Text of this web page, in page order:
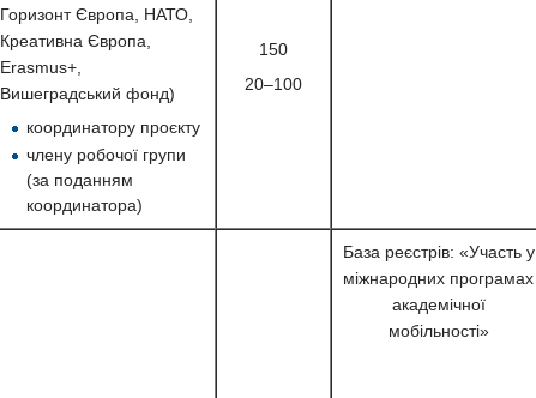
Горизонт Європа, НАТО,
Креативна Європа,
Erasmus+,
Вишеградський фонд)
координатору проєкту
члену робочої групи
(за поданням
координатора)
150
20–100
База реєстрів: «Участь у
міжнародних програмах
академічної
мобільності»